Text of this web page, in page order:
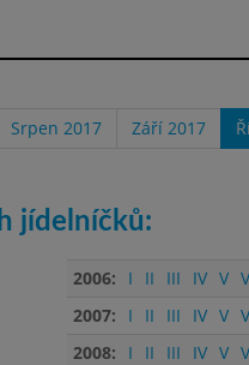
Srpen 2017 Září 2017
jídelníčků:
2006: I II III IV V
2007:
I II III IV V
2008:
I II III IV V